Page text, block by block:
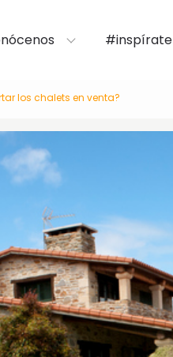
#inspírate
los chalets en venta?